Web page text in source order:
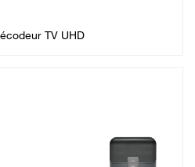
TV UHD
Fibre
puis 42,99 € par mois, Engagement 12 mois